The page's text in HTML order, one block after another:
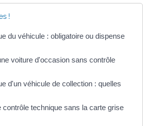
!
du véhicule : obligatoire ou dispense
voiture d'occasion sans contrôle
d'un véhicule de collection : quelles
contrôle technique sans la carte grise